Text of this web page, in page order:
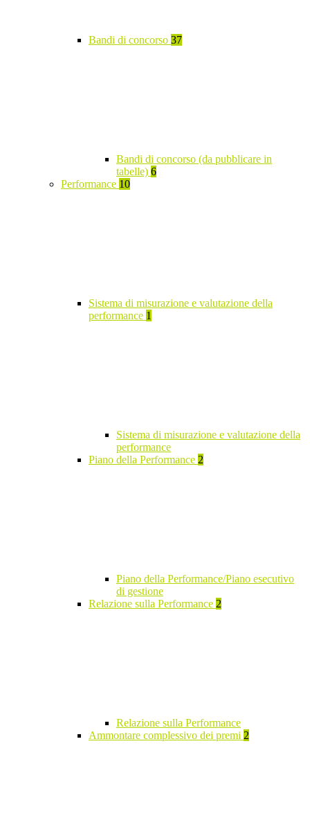
Bandi di concorso 37
Bandi di concorso (da pubblicare in
tabelle) 6
Performance 10
Sistema di misurazione e valutazione della
performance 1
Sistema di misurazione e valutazione della
performance
Piano della Performance 2
Piano della Performance/Piano esecutivo
di gestione
Relazione sulla Performance 2
Relazione sulla Performance
Ammontare complessivo dei premi 2